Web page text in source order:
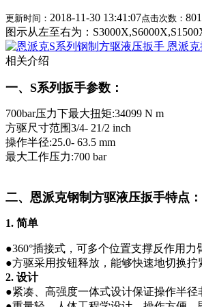
更新时间： 2018-11-30 13:41:07点击次数：
图示从左至右为：
相关介绍
一、S系列扳手参数：
700bar压力下最大扭矩:34099 N m
方驱尺寸范围3/4- 21/2 inch
操作半径:25.0- 63.5 mm
最大工作压力:700 bar
二、恩派克钢制方驱液压扳手特点：
1. 简单
●360°插接式，可多个位置支撑反作用力
●方驱采用按钮释放，能够快速地切换拧
2. 设计
●紧凑、高强度一体式设计保证操作半径